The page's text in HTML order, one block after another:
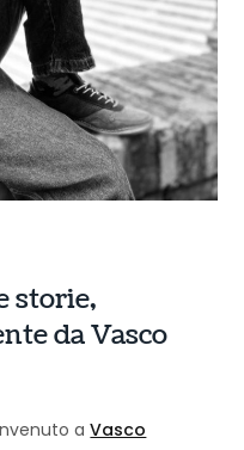
storie,
da Vasco
aVasco